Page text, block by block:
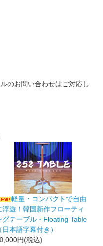
お問い合わせはご対応し
軽量・コンパクトで自由
浮遊！韓国新作フローティ
グテーブル・Floating Table
日本語字幕付き）
円(税込)